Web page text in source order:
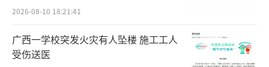
2026-08-10 18:21:41
广西一学校突发火灾有人坠楼 施工工人
受伤送医